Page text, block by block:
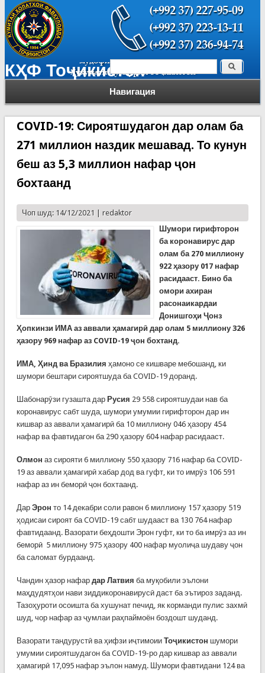
КҲФ Тоҷикистон
Навигация
Форма поиска Поиск
COVID-19: Сироятшудагон дар олам ба
271 миллион наздик мешавад. То кунун
беш аз 5,3 миллион нафар ҷон
бохтаанд
Чоп шуд: 14/12/2021 | redaktor
Шумори гирифторон
ба коронавирус дар
олам ба 270 миллиону
922 ҳазору 017 нафар
расидааст. Бино ба
омори ахиран
расонаикардаи
Донишгоҳи Ҷонз
Ҳопкинзи ИМА аз аввали ҳамагирӣ дар олам 5 миллиону 326
ҳазору 969 нафар аз COVID-19 ҷон бохтанд.
ИМА, Ҳинд ва Бразилия ҳамоно се кишваре мебошанд, ки
шумори бештари сироятшуда ба COVID-19 доранд.
Шабонарӯзи гузашта дар Русия 29 558 сироятшудаи нав ба
коронавирус сабт шуда, шумори умумии гирифторон дар ин
кишвар аз аввали ҳамагирӣ ба 10 миллиону 046 ҳазору 454
нафар ва фавтидагон ба 290 ҳазору 604 нафар расидааст.
Олмон аз сирояти 6 миллиону 550 ҳазору 716 нафар ба COVID-
19 аз аввали ҳамагирӣ хабар дод ва гуфт, ки то имрӯз 106 591
нафар аз ин беморӣ ҷон бохтаанд.
Дар Эрон то 14 декабри соли равон 6 миллиону 157 ҳазору 519
ҳодисаи сироят ба COVID-19 сабт шудааст ва 130 764 нафар
фавтидаанд. Вазорати беҳдошти Эрон гуфт, ки то ба имрӯз аз ин
беморӣ 5 миллиону 975 ҳазору 400 нафар муолиҷа шудаву ҷон
ба саломат бурдаанд.
Чандин ҳазор нафар дар Латвия ба муқобили эълони
маҳдудятҳои нави зиддикоронавирусӣ даст ба эътироз заданд.
Тазоҳуроти осоишта ба хушунат печид, як корманди пулис захмӣ
шуд, чор нафар аз ҷумлаи раҳпаймоён боздошт шуданд.
Вазорати тандурустӣ ва ҳифзи иҷтимоии Тоҷикистон шумори
умумии сироятшудагон ба COVID-19-ро дар кишвар аз аввали
ҳамагирӣ 17,095 нафар эълон намуд. Шумори фавтидани 124 ва